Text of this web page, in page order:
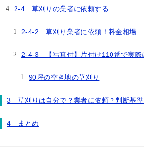
2-4 草刈りの業者に依頼する
2-4-2 草刈り業者に依頼！料金相場
2-4-3 【写真付】片付け110番で実際
90坪の空き地の草刈り
3 草刈りは自分で？業者に依頼？判断基準
4 まとめ